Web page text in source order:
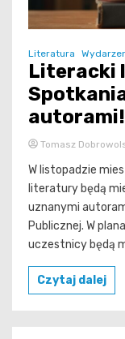
Literatura
Literacki
autorami!
Tomasz
W listopadzie
literatury będą
uznanymi
Publicznej. W
uczestnicy będą
Czytaj dalej